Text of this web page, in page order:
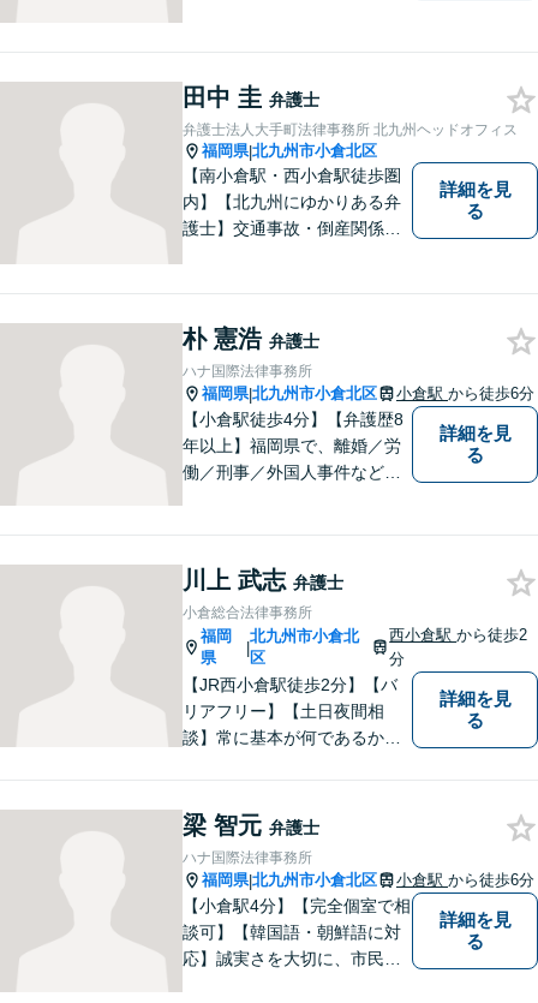
イスを行うことができます。
どんなことでもお気軽にご相
談ください。
田中 圭 弁護士
弁護士法人大手町法律事務所 北九州ヘッドオフィス
福岡県|北九州市小倉北区
【南小倉駅・西小倉駅徒歩圏
内】【北九州にゆかりある弁
護士】交通事故・倒産関係・
本質把握から解決に至るまで
懇切丁寧に対応します！【宅
建士資格あり】
詳細を見
る
朴 憲浩 弁護士
ハナ国際法律事務所
福岡県|北九州市小倉北区 小倉駅 から徒歩6分
【小倉駅徒歩4分】【弁護歴8
年以上】福岡県で、離婚／労
働／刑事／外国人事件などに
会話のキャッチボールを積み
重ねながら解決へと動いてま
いります。【韓国語対応可】
詳細を見
る
川上 武志 弁護士
小倉総合法律事務所
福岡
県
|
北九州市小倉北
区
西小倉駅から徒歩2
分
【JR西小倉駅徒歩2分】【バ
リアフリー】【土日夜間相
談】常に基本が何であるかを
ことを忘れずに日々研鑽に努
めてまいりたいと考えており
ます。お気軽にご相談くださ
い。
詳細を見
る
梁 智元 弁護士
ハナ国際法律事務所
福岡県|北九州市小倉北区 小倉駅 から徒歩6分
【小倉駅4分】【完全個室で相
談可】【韓国語・朝鮮語に対
応】誠実さを大切に、市民に
詳細を見
る